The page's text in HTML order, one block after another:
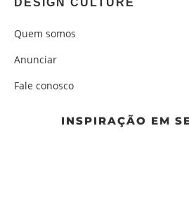
DESIGN CULTURE
Quem somos
Anunciar
Fale conosco
INSPIRAÇÃO EM